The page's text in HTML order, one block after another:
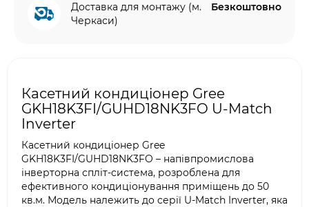
Доставка для монтажу (м.
Черкаси)
Безкоштовно
Касетний кондиціонер Gree
GKH18K3FI/GUHD18NK3FO U-Match
Inverter
Касетний кондиціонер Gree
GKH18K3FI/GUHD18NK3FO – напівпромислова
інверторна спліт-система, розроблена для
ефективного кондиціонування приміщень до 50
кв.м. Модель належить до серії U-Match Inverter, яка